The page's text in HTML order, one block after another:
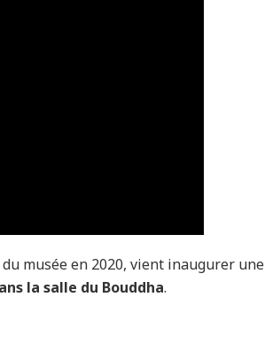
musée en 2020, vient inaugurer une
la salle du Bouddha.